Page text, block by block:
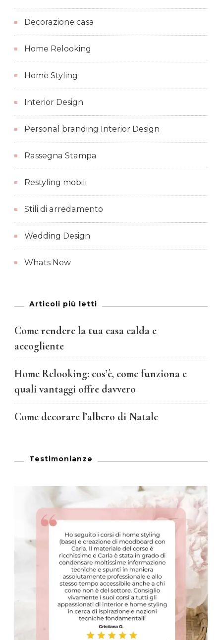
Decorazione casa
Home Relooking
Home Styling
Interior Design
Personal branding Interior Design
Rassegna Stampa
Restyling mobili
Stili di arredamento
Wedding Design
Whats New
Articoli più letti
Come rendere la tua casa calda e
accogliente
Home Relooking: cos’è, come funziona e
quali vantaggi offre davvero
Come decorare l’albero di Natale
Testimonianze